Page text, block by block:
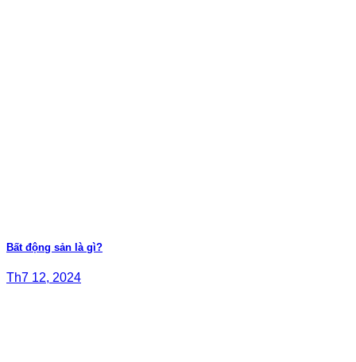
Bất động sản là gì?
Th7 12, 2024